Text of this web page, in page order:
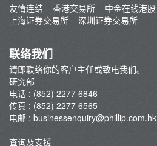
交易员评论
友情连结
香港交易所 中金在线港股
上海证券交易所
深圳证券交易所
联络我们
请即联络你的客户主任或致电我们。
研究部
电话 : (852) 2277 6846
传真 : (852) 2277 6565
电邮 : businessenquiry@phillip.com.hk
查询及支援